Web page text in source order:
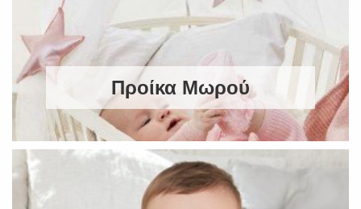
Προίκα Μωρού